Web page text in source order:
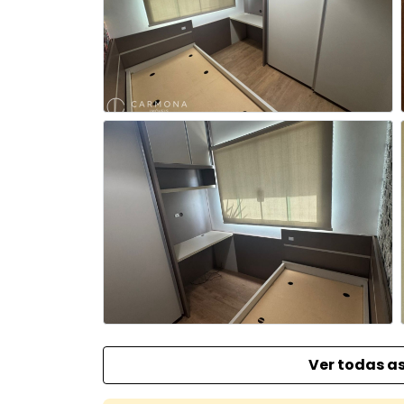
Ver todas